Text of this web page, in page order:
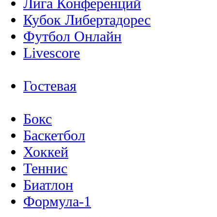
Лига Конференций
Кубок Либертадорес
Футбол Онлайн
Livescore
Гостевая
Бокс
Баскетбол
Хоккей
Теннис
Биатлон
Формула-1